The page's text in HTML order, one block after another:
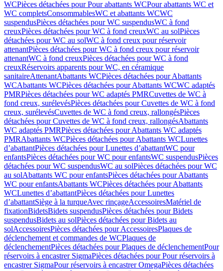
WCPièces détachées pour Pour abattants WCPour abattants WC et
WC completsConsommablesWC et abattants WCWC
suspendusPièces détachées pour WC suspendusWC à fond
creuxPièces détachées pour WC à fond creuxWC au solPièces
détachées pour WC au solWC à fond creux pour réservoir
attenantPièces détachées pour WC à fond creux pour réservoir
attenantWC à fond creuxPièces détachées pour WC à fond
creuxRéservoirs apparents pour WC, en céramique
sanitaireAttenantAbattants WCPièces détachées pour Abattants
WCAbattants WCPièces détachées pour Abattants WCWC adaptés
PMRPièces détachées pour WC adaptés PMRCuvettes de WC à
fond creux, surélevésPièces détachées pour Cuvettes de WC à fond
creux, surélevésCuvettes de WC à fond creux, rallongésPièces
détachées pour Cuvettes de WC à fond creux, rallongésAbattants
WC adaptés PMRPièces détachées pour Abattants WC adaptés
PMRAbattants WCPièces détachées pour Abattants WCLunettes
d’abattantPièces détachées pour Lunettes d’abattantWC pour
enfantsPièces détachées pour WC pour enfantsWC suspendusPièces
détachées pour WC suspendusWC au solPièces détachées pour WC
au solAbattants WC pour enfantsPièces détachées pour Abattants
WC pour enfantsAbattants WCPièces détachées pour Abattants
WCLunettes d’abattantPièces détachées pour Lunettes
d’abattantSiège à la turqueAvec rinçageAccessoiresMatériel de
fixationBidetsBidets suspendusPièces détachées pour Bidets
suspendusBidets au solPièces détachées pour Bidets au
solAccessoiresPièces détachées pour AccessoiresPlaques de
déclenchement et commandes de WCPlaques de
déclenchementPièces détachées pour Plaques de déclenchementPour
réservoirs à encastrer SigmaPièces détachées pour Pour réservoirs à
encastrer SigmaPour réservoirs à encastrer OmegaPièces détachées